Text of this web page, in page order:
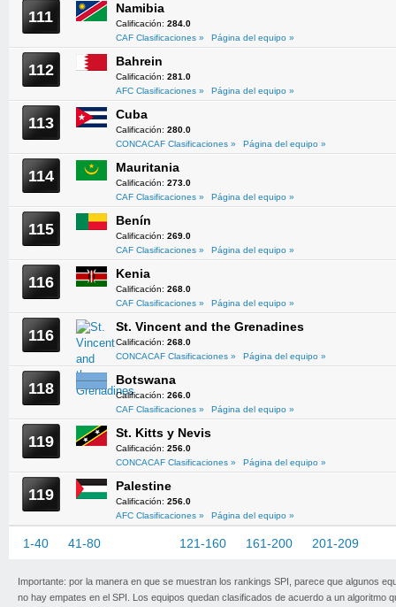
111 Namibia
Calificación: 284.0
CAF Clasificaciones »
Página del equipo »
112 Bahrein
Calificación: 281.0
AFC Clasificaciones »
Página del equipo »
113 Cuba
Calificación: 280.0
CONCACAF Clasificaciones »
Página del equipo »
114 Mauritania
Calificación: 273.0
CAF Clasificaciones »
Página del equipo »
115 Benín
Calificación: 269.0
CAF Clasificaciones »
Página del equipo »
116 Kenia
Calificación: 268.0
CAF Clasificaciones »
Página del equipo »
116 St. Vincent and the Grenadines
Calificación: 268.0
CONCACAF Clasificaciones »
Página del equipo »
118 Botswana
Calificación: 266.0
CAF Clasificaciones »
Página del equipo »
119 St. Kitts y Nevis
Calificación: 256.0
CONCACAF Clasificaciones »
Página del equipo »
119 Palestine
Calificación: 256.0
AFC Clasificaciones »
Página del equipo »
1-40 41-80 121-160 161-200 201-209
Importante: por la manera en que se muestran los rankings SPI, parece que algunos
no hay empates en el SPI. Los equipos quedan clasificados de acuerdo a un algoritmo